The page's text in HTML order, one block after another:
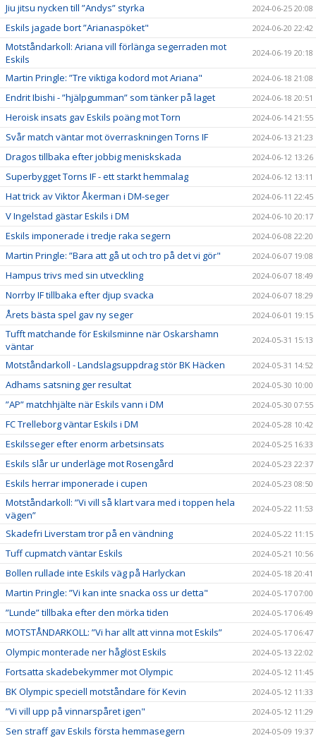
Jiu jitsu nycken till ”Andys” styrka 2024-06-25 20:08
Eskils jagade bort ”Arianaspöket" 2024-06-20 22:42
Motståndarkoll: Ariana vill förlänga segerraden mot
Eskils
2024-06-19 20:18
Martin Pringle: ”Tre viktiga kodord mot Ariana" 2024-06-18 21:08
Endrit Ibishi - ”hjälpgumman” som tänker på laget 2024-06-18 20:51
Heroisk insats gav Eskils poäng mot Torn 2024-06-14 21:55
Svår match väntar mot överraskningen Torns IF 2024-06-13 21:23
Dragos tillbaka efter jobbig meniskskada 2024-06-12 13:26
Superbygget Torns IF - ett starkt hemmalag 2024-06-12 13:11
Hat trick av Viktor Åkerman i DM-seger 2024-06-11 22:45
V Ingelstad gästar Eskils i DM 2024-06-10 20:17
Eskils imponerade i tredje raka segern 2024-06-08 22:20
Martin Pringle: ”Bara att gå ut och tro på det vi gör" 2024-06-07 19:08
Hampus trivs med sin utveckling 2024-06-07 18:49
Norrby IF tillbaka efter djup svacka 2024-06-07 18:29
Årets bästa spel gav ny seger 2024-06-01 19:15
Tufft matchande för Eskilsminne när Oskarshamn
väntar
2024-05-31 15:13
Motståndarkoll - Landslagsuppdrag stör BK Häcken 2024-05-31 14:52
Adhams satsning ger resultat 2024-05-30 10:00
”AP” matchhjälte när Eskils vann i DM 2024-05-30 07:55
FC Trelleborg väntar Eskils i DM 2024-05-28 10:42
Eskilsseger efter enorm arbetsinsats 2024-05-25 16:33
Eskils slår ur underläge mot Rosengård 2024-05-23 22:37
Eskils herrar imponerade i cupen 2024-05-23 08:50
Motståndarkoll: ”Vi vill så klart vara med i toppen hela
vägen”
2024-05-22 11:53
Skadefri Liverstam tror på en vändning 2024-05-22 11:15
Tuff cupmatch väntar Eskils 2024-05-21 10:56
Bollen rullade inte Eskils väg på Harlyckan 2024-05-18 20:41
Martin Pringle: ”Vi kan inte snacka oss ur detta" 2024-05-17 07:00
”Lunde” tillbaka efter den mörka tiden 2024-05-17 06:49
MOTSTÅNDARKOLL: ”Vi har allt att vinna mot Eskils” 2024-05-17 06:47
Olympic monterade ner håglöst Eskils 2024-05-13 22:02
Fortsatta skadebekymmer mot Olympic 2024-05-12 11:45
BK Olympic speciell motståndare för Kevin 2024-05-12 11:33
”Vi vill upp på vinnarspåret igen" 2024-05-12 11:29
Sen straff gav Eskils första hemmasegern 2024-05-09 19:37